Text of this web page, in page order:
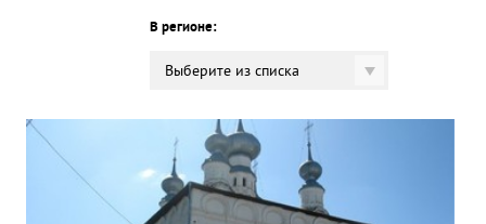
В регионе:
Выберите из списка